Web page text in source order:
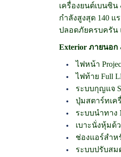
เครื่องยนต์เบนซิน
กำลังสูงสุด 140
ปลอดภัยครบครัน
Exterior ภายนอก
ไฟหน้า
ไฟท้าย Full
ระบบกุญแจ
ปุ่มสตาร์ทเครื่
ระบบนำทาง
เบาะนั่งหุ้มด้
ช่องแอร์สำห
ระบบปรับสม